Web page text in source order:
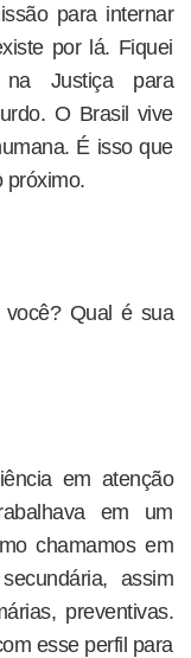
para internar
por lá. Fiquei
Justiça para
O Brasil vive
É isso que
próximo.
Qual é sua
em atenção
em um
chamamos em
assim
preventivas.
esse perfil para